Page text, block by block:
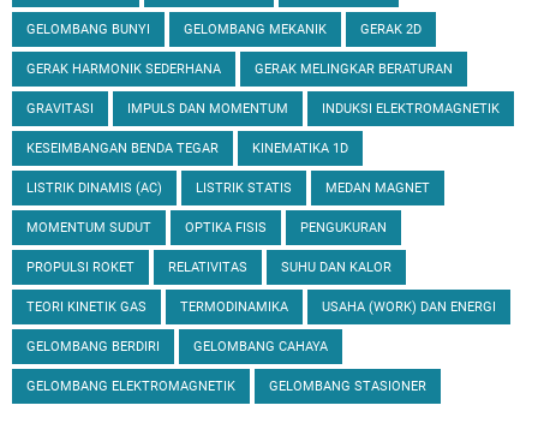
GELOMBANG BUNYI GELOMBANG MEKANIK GERAK 2D
GERAK HARMONIK SEDERHANA GERAK MELINGKAR BERATURAN
GRAVITASI IMPULS DAN MOMENTUM INDUKSI ELEKTROMAGNETIK
KESEIMBANGAN BENDA TEGAR KINEMATIKA 1D
LISTRIK DINAMIS (AC) LISTRIK STATIS MEDAN MAGNET
MOMENTUM SUDUT OPTIKA FISIS PENGUKURAN
PROPULSI ROKET RELATIVITAS SUHU DAN KALOR
TEORI KINETIK GAS TERMODINAMIKA USAHA (WORK) DAN ENERGI
GELOMBANG BERDIRI GELOMBANG CAHAYA
GELOMBANG ELEKTROMAGNETIK GELOMBANG STASIONER